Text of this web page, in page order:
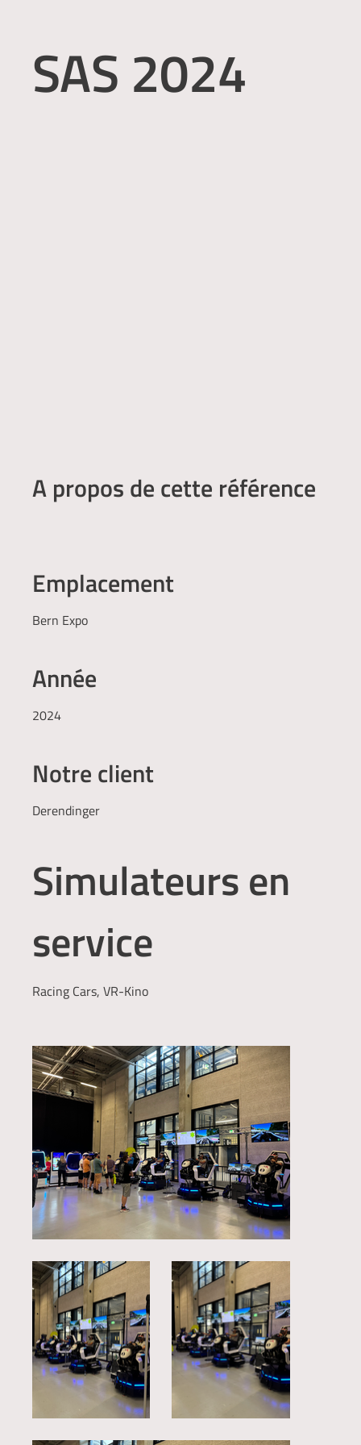
SAS 2024
A propos de cette référence
Emplacement
2024
Notre client
Racing Cars, VR-Kino
Simulateurs en
service
Bern Expo
Année
Derendinger